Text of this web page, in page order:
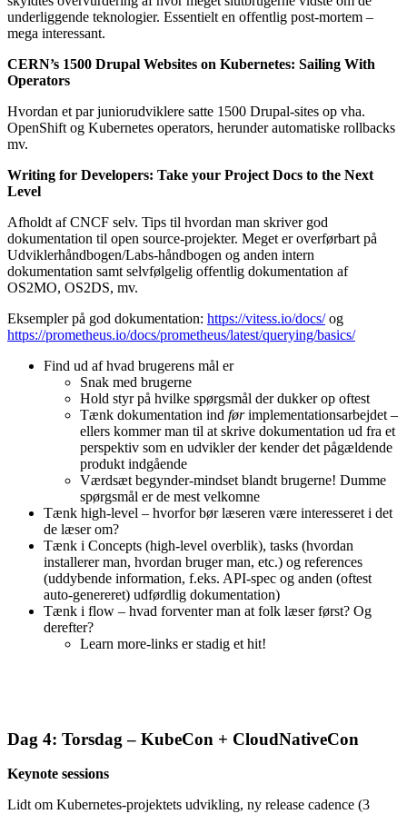
underliggende teknologier. Essentielt en offentlig post-mortem –
mega interessant.
CERN’s 1500 Drupal Websites on Kubernetes: Sailing With
Operators
Hvordan et par juniorudviklere satte 1500 Drupal-sites op vha.
OpenShift og Kubernetes operators, herunder automatiske rollbacks
mv.
Writing for Developers: Take your Project Docs to the Next
Level
Afholdt af CNCF selv. Tips til hvordan man skriver god
dokumentation til open source-projekter. Meget er overførbart på
Udviklerhåndbogen/Labs-håndbogen og anden intern
dokumentation samt selvfølgelig offentlig dokumentation af
OS2MO, OS2DS, mv.
Eksempler på god dokumentation: https://vitess.io/docs/og
https://prometheus.io/docs/prometheus/latest/querying/basics/
Find ud af hvad brugerens mål er
Snak med brugerne
Hold styr på hvilke spørgsmål der dukker op oftest
Tænk dokumentation ind førimplementationsarbejdet –
ellers kommer man til at skrive dokumentation ud fra et
perspektiv som en udvikler der kender det pågældende
produkt indgående
Værdsæt begynder-mindset blandt brugerne! Dumme
spørgsmål er de mest velkomne
Tænk high-level – hvorfor bør læseren være interesseret i det
de læser om?
Tænk i Concepts (high-level overblik), tasks (hvordan
installerer man, hvordan bruger man, etc.) og references
(uddybende information, f.eks. API-spec og anden (oftest
auto-genereret) udførdlig dokumentation)
Tænk i flow – hvad forventer man at folk læser først? Og
derefter?
Learn more-links er stadig et hit!
Dag 4: Torsdag – KubeCon + CloudNativeCon
Keynote sessions
Lidt om Kubernetes-projektets udvikling, ny release cadence (3